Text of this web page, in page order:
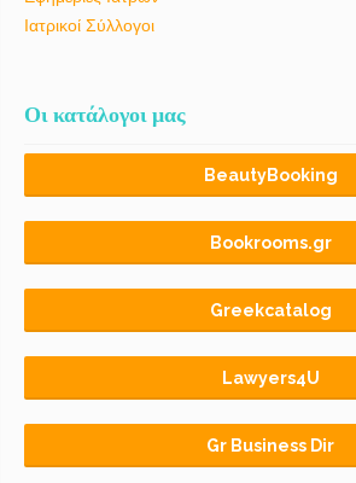
Ιατρικοί Σύλλογοι
Οι κατάλογοι μας
BeautyBooking
Bookrooms.gr
Greekcatalog
Lawyers4U
Gr Business Dir